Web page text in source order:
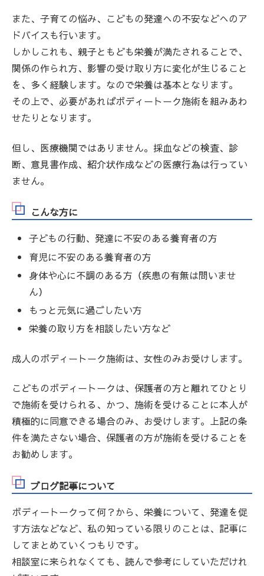
また、子育ての悩み、こどもの発達への不安などへのア
ドバイスも行います。
しかしこれも、親子ともども栄養が満たされることで、
関係の作られ方、影響の受け取り方に変化が生じること
を、多く経験します。なので栄養は基本となります。
その上で、必要があればボディートーク施術を組みあわ
せたりとなります。
但し、医療機関ではありません。採血などの検査、診
断、意見書作成、紹介状作成などの医療行為は行ってい
ません。
こんな方に
子どもの行動、発達に不安のある養育者の方
育児に不安のある養育者の方
身体や心に不調のある方（疾患の有無は問いませ
ん）
もっと元気に過ごしたい方
栄養の取り方を相談したい方など
成人のボディートーク施術は、女性のみお受けします。
こどものボディートークは、保護者の方と離れてひとり
で施術を受けられる、かつ、施術を受けることに本人が
積極的に同意できる場合のみ、お受けします。上記の条
件を満たさない場合、保護者の方が施術を受けることを
お勧めします。
ブログ記事について
ボディートークって何？から、栄養について、発達を促
す方法などなど、私の知っている限りのことは、記事に
してまとめていくつもりです。
相談室に来られなくても、読んで参考にしていただけれ